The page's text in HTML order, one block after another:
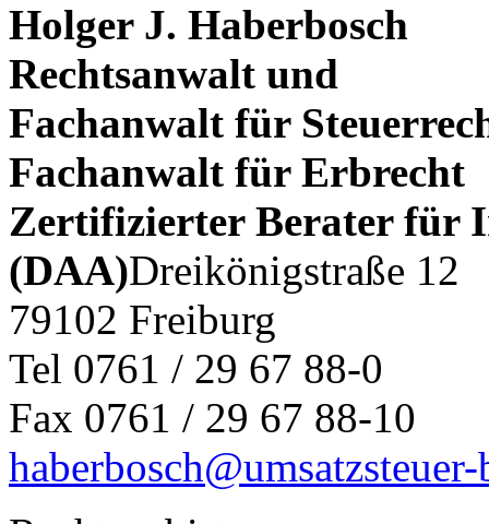
Holger J. Haberbosch
Rechtsanwalt und
Fachanwalt für
Fachanwalt für Erbrecht
Zertifizierter Berater für
(DAA)Dreikönigstraße 12
79102 Freiburg
Tel 0761 / 29 67 88-0
Fax 0761 / 29 67 88-10